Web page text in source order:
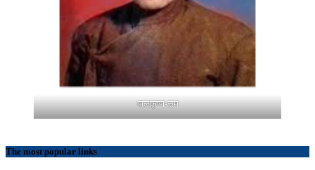
बालकृष्ण-सम
The most popular links